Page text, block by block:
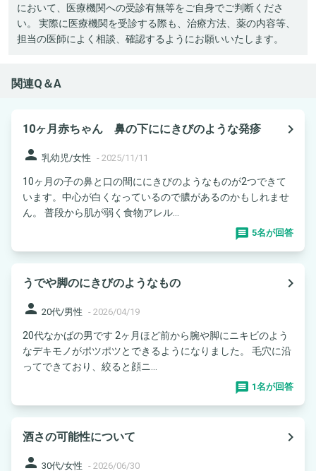
において、医療機関への受診有無等をご自身でご判断くださ
い。 実際に医療機関を受診する際も、治療方法、薬の内容等、
担当の医師によく相談、確認するようにお願いいたします。
関連Q＆A
10ヶ月赤ちゃん 鼻の下ににきびのような発疹
navigate_next
person 乳幼児/女性 - 2025/11/11
10ヶ月の子の鼻と口の間ににきびのようなものが2つできて
います。中心が白くなっているので膿があるのかもしれませ
ん。 普段から肌が弱く食物アレル...
5名が回答
うでや脚のにきびのようなもの
navigate_next
person 20代/男性 - 2026/04/19
20代なかばの男です 2ヶ月ほど前から腕や脚にニキビのよう
なデキモノがポツポツとできるようになりました。 毛穴に沿
ってできており、絞ると顔ニ...
1名が回答
酒さの可能性について
navigate_next
person 30代/女性 - 2026/06/30